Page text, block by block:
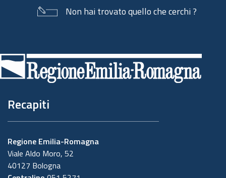
Non hai trovato quello che cerchi ?
di
pagina
Recapiti
Regione Emilia-Romagna
Viale Aldo Moro, 52
40127 Bologna